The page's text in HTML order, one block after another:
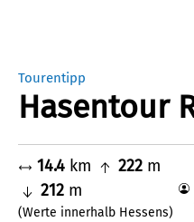
Tourentipp
Hasentour
14.4 km 222 m
212 m
(Werte innerhalb Hessens)